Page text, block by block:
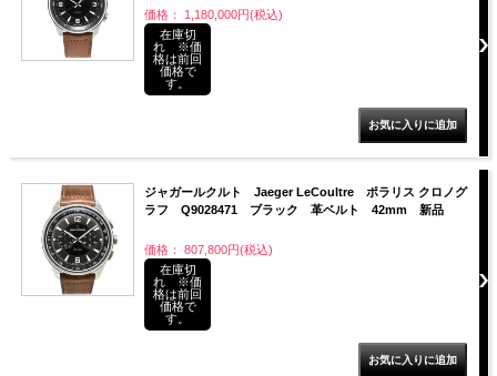
価格： 1,180,000円(税込)
在庫切
れ ※価
格は前回
価格で
す。
ジャガールクルト Jaeger LeCoultre ポラリス クロノグ
ラフ Q9028471 ブラック 革ベルト 42mm 新品
価格： 807,800円(税込)
在庫切
れ ※価
格は前回
価格で
す。